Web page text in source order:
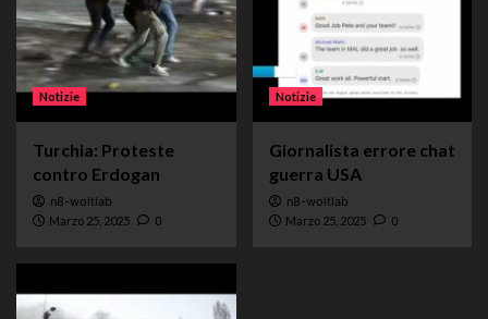
Notizie
Turchia: Proteste
contro Erdogan
n8-woltlab
Marzo 25, 2025 0
Notizie
Giornalista errore chat
guerra USA
n8-woltlab
Marzo 25, 2025 0